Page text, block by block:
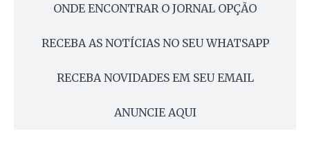
ONDE ENCONTRAR O JORNAL OPÇÃO
RECEBA AS NOTÍCIAS NO SEU WHATSAPP
RECEBA NOVIDADES EM SEU EMAIL
ANUNCIE AQUI